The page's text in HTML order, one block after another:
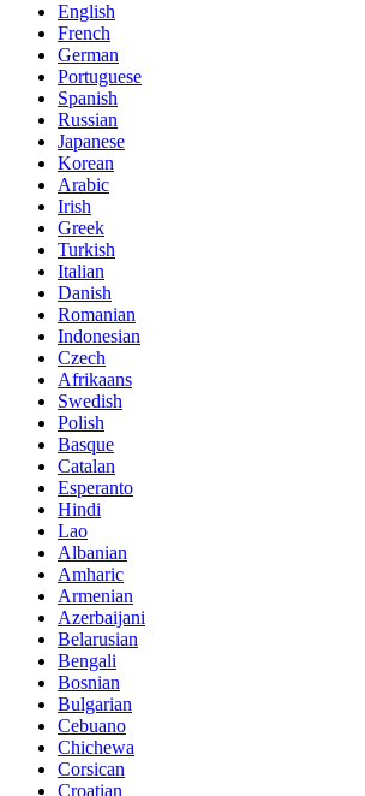
English
French
German
Portuguese
Spanish
Russian
Japanese
Korean
Arabic
Irish
Greek
Turkish
Italian
Danish
Romanian
Indonesian
Czech
Afrikaans
Swedish
Polish
Basque
Catalan
Esperanto
Hindi
Lao
Albanian
Amharic
Armenian
Azerbaijani
Belarusian
Bengali
Bosnian
Bulgarian
Cebuano
Chichewa
Corsican
Croatian